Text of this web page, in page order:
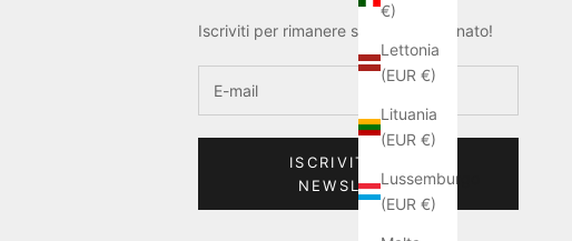
€)
Lettonia
(EUR €)
Lituania
(EUR €)
Lussemburgo
(EUR €)
Iscriviti per rimanere sempre aggiornato!
ISCRIVITI ALLA
NEWSLETTER